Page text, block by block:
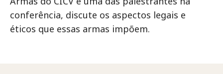
conferência, discute os aspectos legais e
éticos que essas armas impõem.